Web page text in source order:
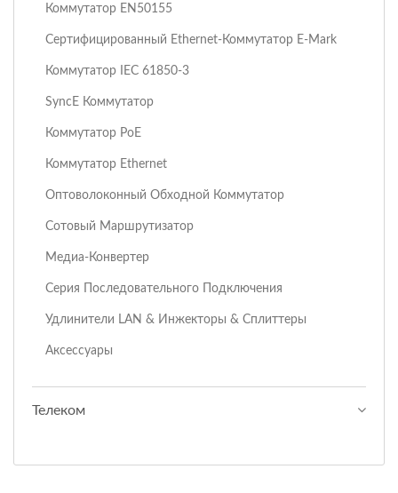
Коммутатор EN50155
Сертифицированный Ethernet-Коммутатор E-Mark
Коммутатор IEC 61850-3
SyncE Коммутатор
Коммутатор PoE
Коммутатор Ethernet
Оптоволоконный Обходной Коммутатор
Сотовый Маршрутизатор
Медиа-Конвертер
Серия Последовательного Подключения
Удлинители LAN & Инжекторы & Сплиттеры
Аксессуары
Телеком